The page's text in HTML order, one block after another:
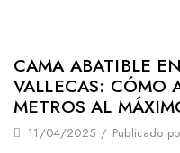
CAMA ABATIBLE
VALLECAS: CÓMO
METROS AL
11/04/2025 / Publicado